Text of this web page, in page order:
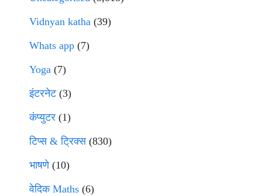
Vidnyan katha (39)
Whats app (7)
Yoga (7)
इंटरनेट(3)
कंप्युटर (1)
टिप्स & ट्रिक्स(830)
भाषणे(10)
वेदिक Maths (6)